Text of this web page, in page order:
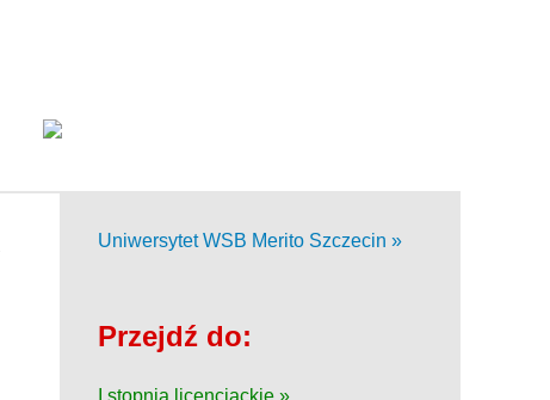
Uniwersytet WSB Merito Szczecin »
Przejdź do:
I stopnia licencjackie »